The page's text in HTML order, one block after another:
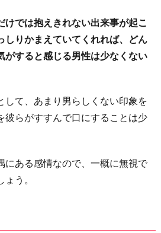
では抱えきれない出来事が起こ
しりかまえていてくれれば、どん
がすると感じる男性は少なくない
して、あまり男らしくない印象を
彼らがすすんで口にすることは少
にある感情なので、一概に無視で
う。